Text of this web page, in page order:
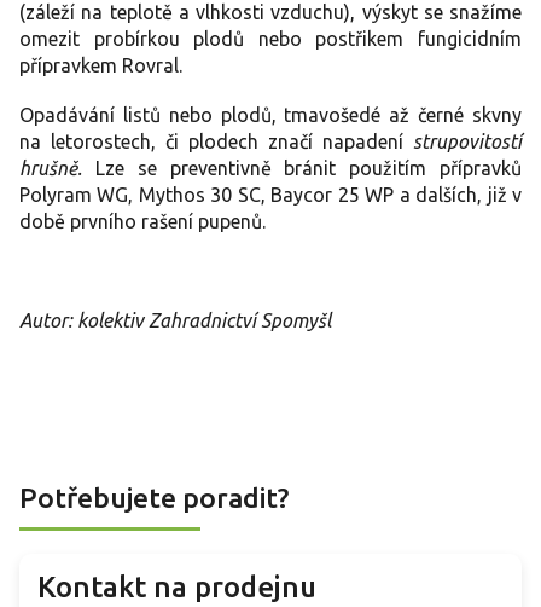
(záleží na teplotě a vlhkosti vzduchu), výskyt se snažíme
omezit probírkou plodů nebo postřikem fungicidním
přípravkem Rovral.
Opadávání listů nebo plodů, tmavošedé až černé skvny
na letorostech, či plodech značí napadení strupovitostí
hrušně.
Lze se preventivně bránit použitím přípravků
Polyram WG, Mythos 30 SC, Baycor 25 WP a dalších, již v
době prvního rašení pupenů.
Autor: kolektiv Zahradnictví Spomyšl
Potřebujete poradit?
Kontakt na prodejnu